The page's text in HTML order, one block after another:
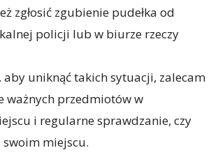
zgłosić zgubienie pudełka od
policji lub w biurze rzeczy
aby uniknąć takich sytuacji, zalecam
ważnych przedmiotów w
i regularne sprawdzanie, czy
swoim miejscu.